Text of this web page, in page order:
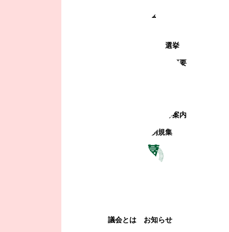
町政情報
選挙
町の概要
観光地・公共施設等案内
電子掲示場・例規集
議会とは
お知らせ